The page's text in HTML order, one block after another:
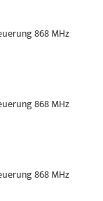
868 MHz
868 MHz
868 MHz